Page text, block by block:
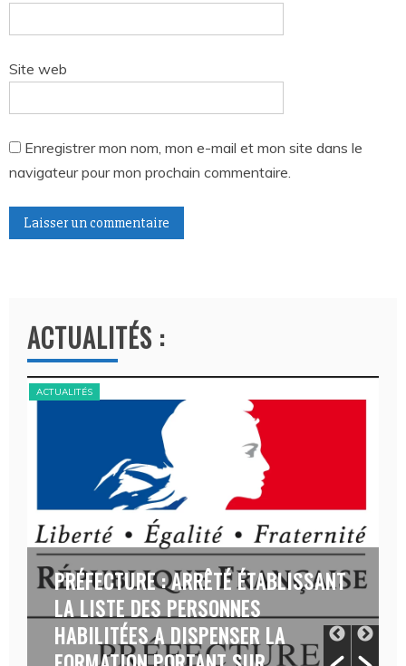
Site web
Enregistrer mon nom, mon e-mail et mon site dans le
navigateur pour mon prochain commentaire.
ACTUALITÉS :
ACTUALITÉS
PRÉFECTURE : ARRÊTÉ ÉTABLISSANT
LA LISTE DES PERSONNES
HABILITÉES A DISPENSER LA